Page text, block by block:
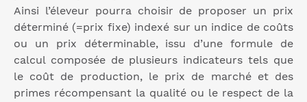
Ainsi l’éleveur pourra choisir de proposer un prix
déterminé (=prix fixe) indexé sur un indice de coûts
ou un prix déterminable, issu d’une formule de
calcul composée de plusieurs indicateurs tels que
le coût de production, le prix de marché et des
primes récompensant la qualité ou le respect de la